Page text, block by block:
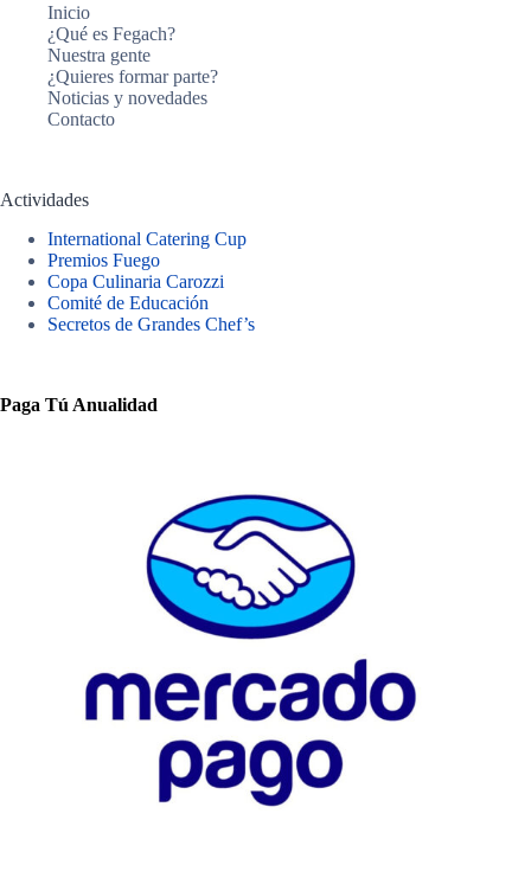
Inicio
¿Qué es Fegach?
Nuestra gente
¿Quieres formar parte?
Noticias y novedades
Contacto
Actividades
International Catering Cup
Premios Fuego
Copa Culinaria Carozzi
Comité de Educación
Secretos de Grandes Chef’s
Paga Tú Anualidad